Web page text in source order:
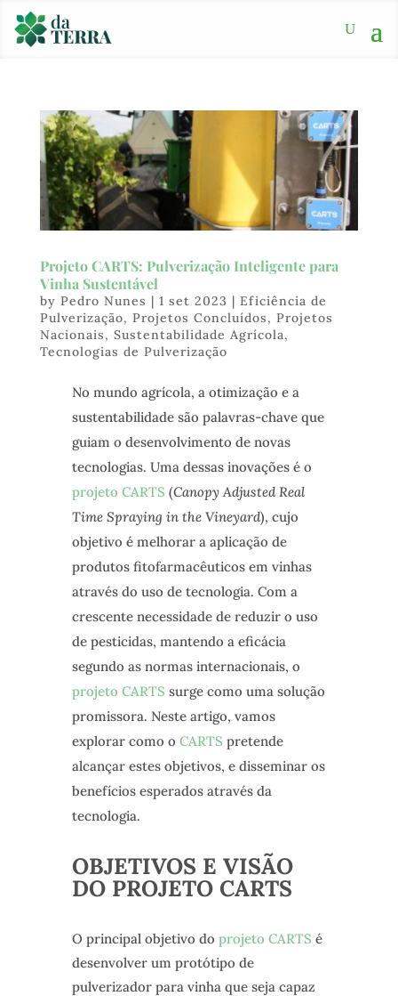
Projeto CARTS: Pulverização Inteligente para
Vinha Sustentável
by Pedro Nunes | 1 set 2023 | Eficiência de
Pulverização, Projetos Concluídos, Projetos
Nacionais, Sustentabilidade Agrícola,
Tecnologias de Pulverização
No mundo agrícola, a otimização e a
sustentabilidade são palavras-chave que
guiam o desenvolvimento de novas
tecnologias. Uma dessas inovações é o
projeto CARTS (Canopy Adjusted Real
Time Spraying in the Vineyard), cujo
objetivo é melhorar a aplicação de
produtos fitofarmacêuticos em vinhas
através do uso de tecnologia. Com a
crescente necessidade de reduzir o uso
de pesticidas, mantendo a eficácia
segundo as normas internacionais, o
projeto CARTS surge como uma solução
promissora. Neste artigo, vamos
explorar como o CARTS pretende
alcançar estes objetivos, e disseminar os
benefícios esperados através da
tecnologia.
OBJETIVOS E VISÃO
DO PROJETO CARTS
O principal objetivo do projeto CARTS é
desenvolver um protótipo de
pulverizador para vinha que seja capaz